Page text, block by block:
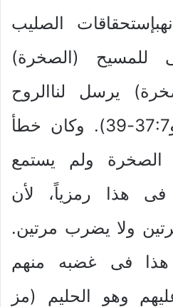
الصليب
للمسيح (الصخرة)
يرسل لناالروح
القدس المعزى (يو37:7-39). وكان خطأ
ولم يستمع
فى هذا رمزياً، لأن
ولا يضرب مرتين.
فى غضبه منهم
وهو الحليم (مز